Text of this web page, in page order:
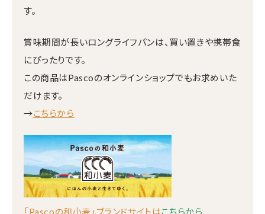
す。
賞味期間が長いロングライフパンは、買い置きや携帯食
にぴったりです。
この商品はPascoのオンラインショップでもお求めいた
だけます。
→こちらから
「Pascoの和小麦」ブランドサイトはこちらから